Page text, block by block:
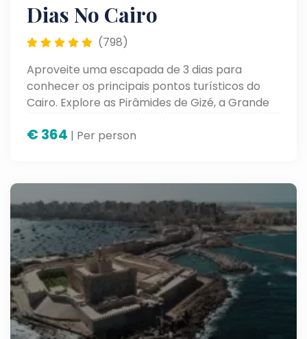
Dias No Cairo
(798)
Aproveite uma escapada de 3 dias para
conhecer os principais pontos turísticos do
Cairo. Explore as Pirâmides de Gizé, a Grande
tradicionais em uma viagem repleta de
€364 | Per person